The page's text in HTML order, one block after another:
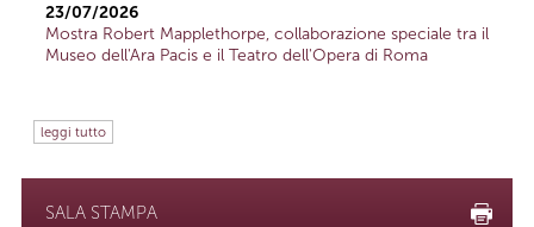
23/07/2026
Mostra Robert Mapplethorpe, collaborazione speciale tra il
Museo dell'Ara Pacis e il Teatro dell'Opera di Roma
leggi tutto
SALA STAMPA